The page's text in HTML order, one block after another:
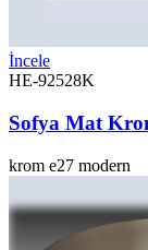
İncele
HE-92528K
Sofya Mat
krom e27 modern